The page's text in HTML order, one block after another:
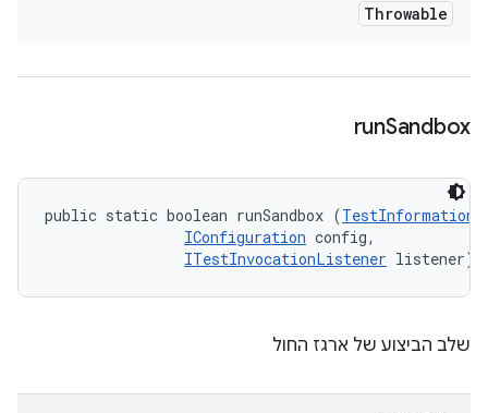
Throwable
runSandbox
public static boolean runSandbox (TestInformation
IConfiguration config,
ITestInvocationListener listener)
שלב הביצוע של ארגז החול